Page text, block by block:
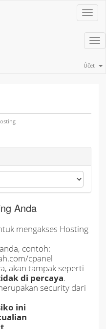
Účet
Anda
mengakses Hosting
contoh:
cpanel
akan tampak seperti
di percaya.
security dari
ini